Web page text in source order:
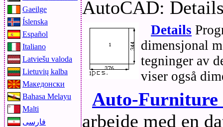
Gaeilge
Íslenska
Español
Italiano
Latviešu valoda
Lietuvių kalba
Македонски
Bahasa Melayu
Malti
فارسی
AutoCAD:
Details
dimensjonal
tegninger av
viser også
Auto-Furniture
arbeide med en